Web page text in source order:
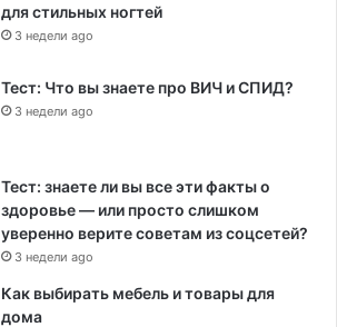
для стильных ногтей
3 недели ago
Тест: Что вы знаете про ВИЧ и СПИД?
3 недели ago
Тест: знаете ли вы все эти факты о
здоровье — или просто слишком
уверенно верите советам из соцсетей?
3 недели ago
Как выбирать мебель и товары для
дома